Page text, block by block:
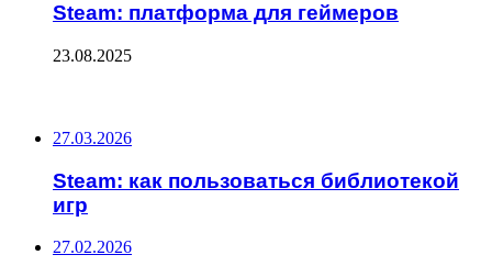
Steam: платформа для геймеров
23.08.2025
27.03.2026
Steam: как пользоваться библиотекой
игр
27.02.2026